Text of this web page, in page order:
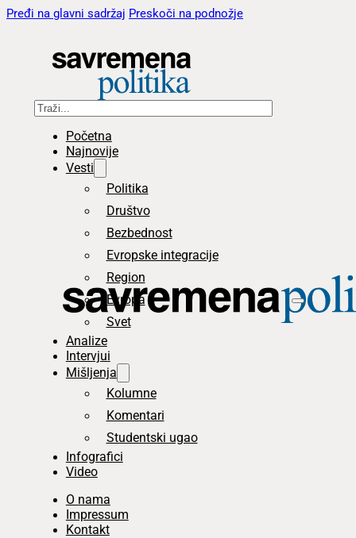
Pređi na glavni sadržaj Preskoči na podnožje
Pretraga
Početna
Najnovije
Vesti
Politika
Društvo
Bezbednost
Evropske integracije
Region
Evropa
Svet
Analize
Intervjui
Mišljenja
Kolumne
Komentari
Studentski ugao
Infografici
Video
O nama
Impressum
Kontakt